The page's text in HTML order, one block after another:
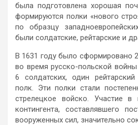
была подготовлена хорошая
формируются полки «нового
по образцу
были солдатские, рейтарские и
В 1631 году было сформировано
во время русско-польской
6 солдатских, один
полк. Эти полки стали
стрелецкое войско. Участие в
контингента, составлявшего
вооруженных сил, значительно